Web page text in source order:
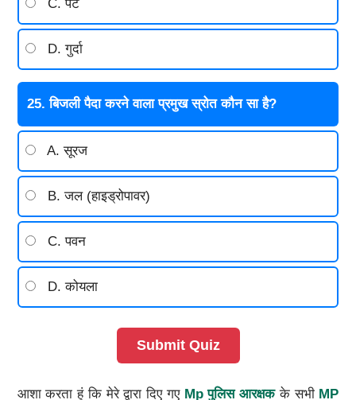
C. पेट
D. गुर्दा
25. बिजली पैदा करने वाला प्रमुख स्रोत कौन सा है?
A. सूरज
B. जल (हाइड्रोपावर)
C. पवन
D. कोयला
Submit Quiz
आशा करता हूं कि मेरे द्वारा दिए गए Mp पुलिस आरक्षकके सभी MP